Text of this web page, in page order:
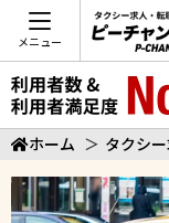
メニュー
ホーム ＞ タクシ